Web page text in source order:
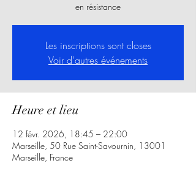
en résistance
Les inscriptions sont closes
Voir d'autres événements
Heure et lieu
12 févr. 2026, 18:45 – 22:00
Marseille, 50 Rue Saint-Savournin, 13001
Marseille, France